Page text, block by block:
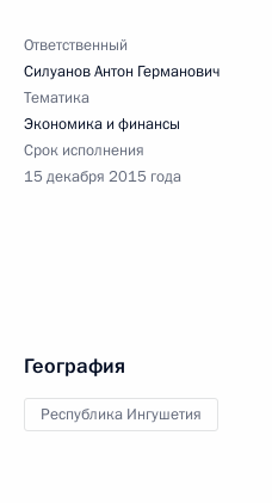
Ответственный
Силуанов Антон Германович
Тематика
Экономика и финансы
Срок исполнения
15 декабря 2015 года
География
Республика Ингушетия